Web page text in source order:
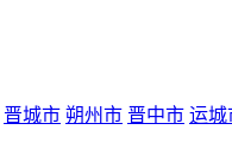
晋城市 朔州市 晋中市 运城